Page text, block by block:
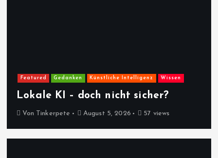
Featured Gedanken Künstliche Intelligenz Wissen
Lokale KI – doch nicht sicher?
Von Tinkerpete August 5, 2026 57 views